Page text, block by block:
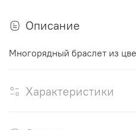
Описание
Многорядный браслет из
Характеристики